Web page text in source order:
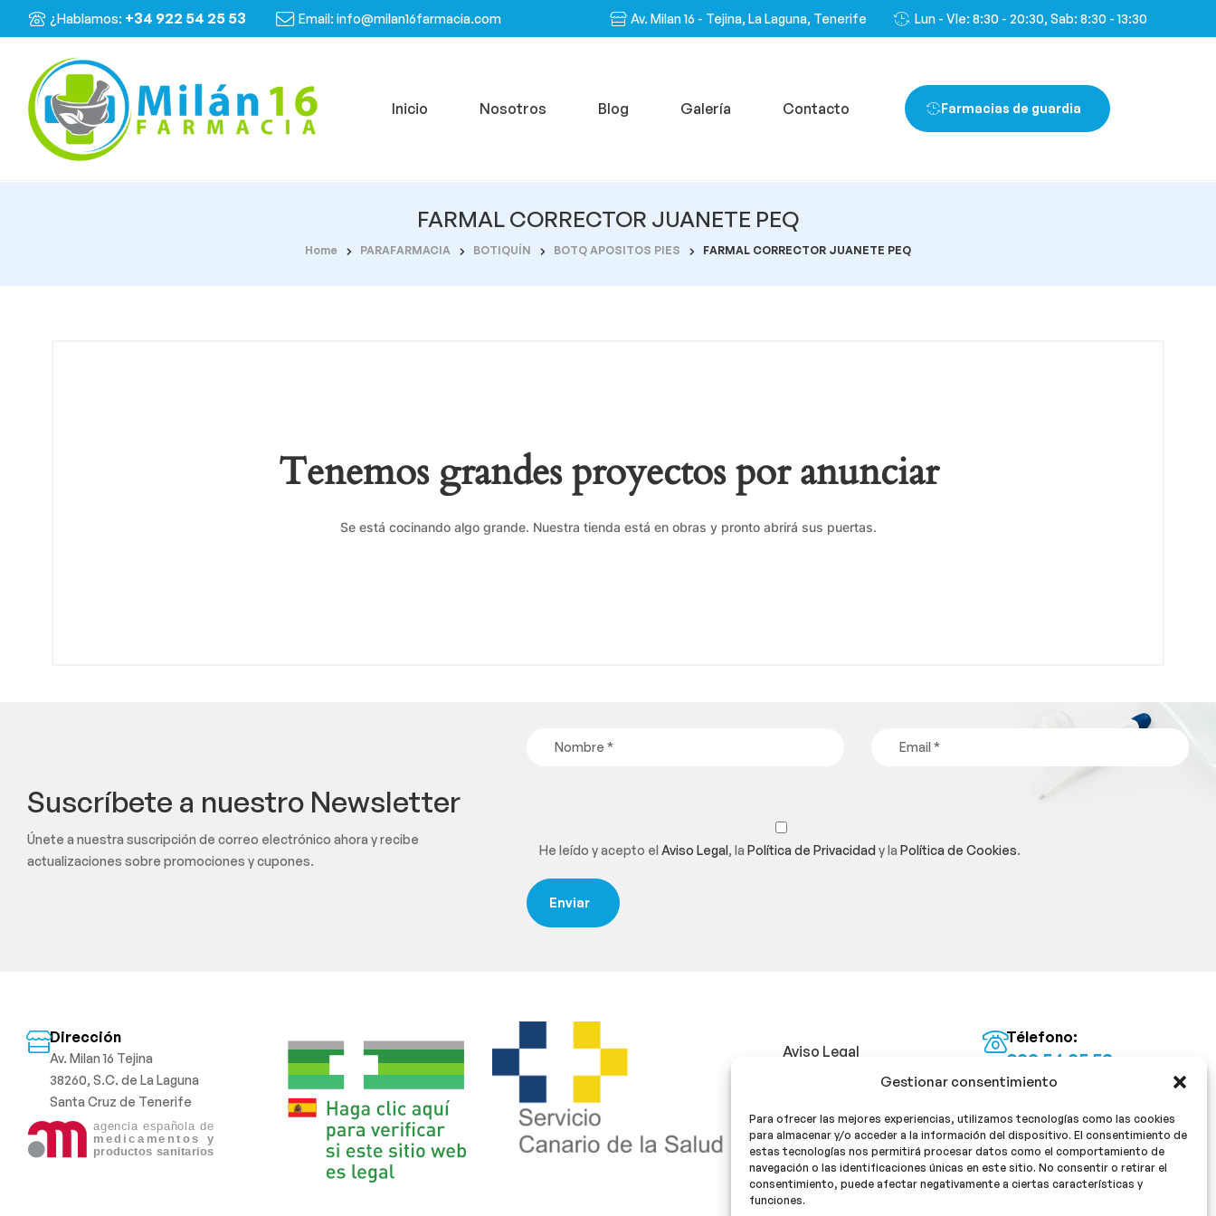
Gestionar consentimiento
Para ofrecer las mejores experiencias, utilizamos tecnologías como las cookies
para almacenar y/o acceder a la información del dispositivo. El consentimiento de
estas tecnologías nos permitirá procesar datos como el comportamiento de
navegación o las identificaciones únicas en este sitio. No consentir o retirar el
consentimiento, puede afectar negativamente a ciertas características y
funciones.
¿Hablamos: +34 922 54 25 53 Email: info@milan16farmacia.com Av. Milan 16 - Tejina, La Laguna, Tenerife Lun - VIe: 8:30 - 20:30, Sab: 8:30 - 13:30
Inicio Nosotros Blog Galería Contacto Farmacias de guardia
FARMAL CORRECTOR JUANETE PEQ
Home PARAFARMACIA BOTIQUÍN BOTQ APOSITOS PIES FARMAL CORRECTOR JUANETE PEQ
Tenemos grandes proyectos por anunciar
Se está cocinando algo grande. Nuestra tienda está en obras y pronto abrirá sus puertas.
Suscríbete a nuestro Newsletter
Únete a nuestra suscripción de correo electrónico ahora y recibe
actualizaciones sobre promociones y cupones.
He leído y acepto elAviso Legal, laPolítica de Privacidady laPolítica de Cookies.
Dirección
Av. Milan 16 Tejina
38260, S.C. de La Laguna
Santa Cruz de Tenerife
Aviso Legal
Política de Privacidad
Política de cookies
Télefono:
922 54 25 53
Email:
¡Síguenos!